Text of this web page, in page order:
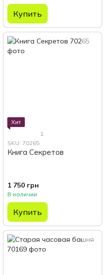
Купить
Хит
1
SKU: 70265
Книга Секретов
1 750 грн
В наличии
Купить